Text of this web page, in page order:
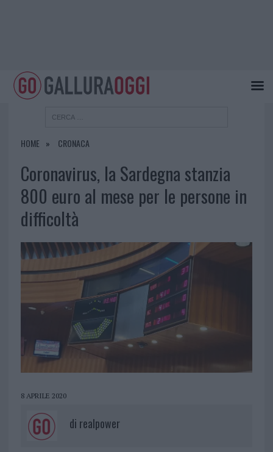
HOME CRONACA
Coronavirus, la Sardegna stanzia
800 euro al mese per le persone in
difficoltà
8 APRILE 2020
di realpower